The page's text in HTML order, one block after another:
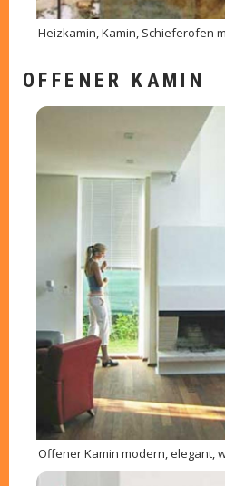
Heizkamin, Kamin, Schieferofen
OFFENER KAMIN
Offener Kamin modern, elegant,